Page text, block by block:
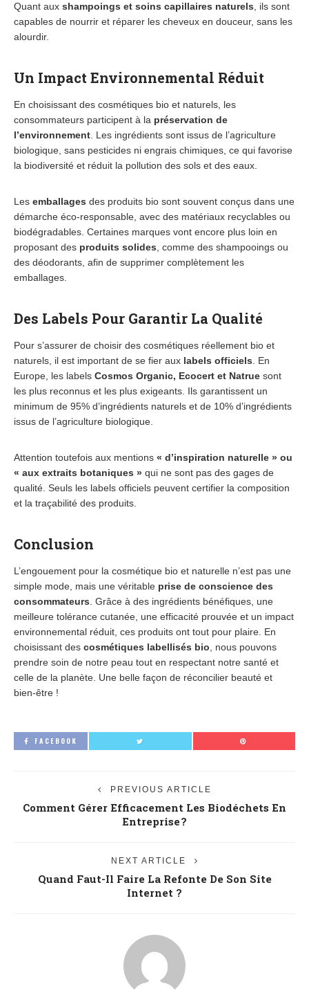
Quant aux shampoings et soins capillaires naturels , ils sont
capables de nourrir et réparer les cheveux en douceur, sans les
alourdir.
Un Impact Environnemental Réduit
En choisissant des cosmétiques bio et naturels, les
consommateurs participent à la préservation de
l’environnement . Les ingrédients sont issus de l’agriculture
biologique, sans pesticides ni engrais chimiques, ce qui favorise
la biodiversité et réduit la pollution des sols et des eaux.
Les emballages des produits bio sont souvent conçus dans une
démarche éco-responsable, avec des matériaux recyclables ou
biodégradables. Certaines marques vont encore plus loin en
proposant des produits solides , comme des shampooings ou
des déodorants, afin de supprimer complètement les
emballages.
Des Labels Pour Garantir La Qualité
Pour s’assurer de choisir des cosmétiques réellement bio et
naturels, il est important de se fier aux labels officiels . En
Europe, les labels Cosmos Organic, Ecocert et Natrue sont
les plus reconnus et les plus exigeants. Ils garantissent un
minimum de 95% d’ingrédients naturels et de 10% d’ingrédients
issus de l’agriculture biologique.
Attention toutefois aux mentions « d’inspiration naturelle » ou
« aux extraits botaniques » qui ne sont pas des gages de
qualité. Seuls les labels officiels peuvent certifier la composition
et la traçabilité des produits.
Conclusion
L’engouement pour la cosmétique bio et naturelle n’est pas une
simple mode, mais une véritable prise de conscience des
consommateurs . Grâce à des ingrédients bénéfiques, une
meilleure tolérance cutanée, une efficacité prouvée et un impact
environnemental réduit, ces produits ont tout pour plaire. En
choisissant des cosmétiques labellisés bio , nous pouvons
prendre soin de notre peau tout en respectant notre santé et
celle de la planète. Une belle façon de réconcilier beauté et
bien-être !
FACEBOOK
PREVIOUS ARTICLE
Comment Gérer Efficacement Les Biodéchets En
Entreprise ?
NEXT ARTICLE
Quand Faut-Il Faire La Refonte De Son Site
Internet ?